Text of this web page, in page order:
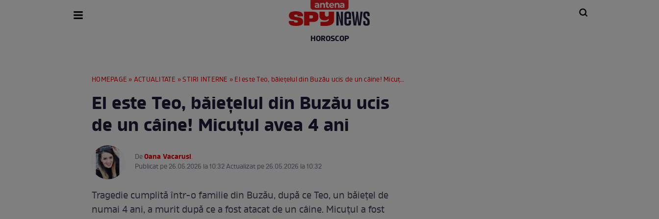
HOROSCOP
HOMEPAGE »ACTUALITATE »STIRI INTERNE » El este Teo, băiețelul din Buzău ucis de un câine! Micuțul avea 4 ani
El este Teo, băiețelul din Buzău ucis
de un câine! Micuțul avea 4 ani
DeOana Vacarusi.
Publicat pe 26.05.2026 la 10:32 Actualizat pe 26.05.2026 la 10:32
Tragedie cumplită într-o familie din Buzău, după ce Teo, un băiețel de
numai 4 ani, a murit după ce a fost atacat de un câine. Micuțul a fost